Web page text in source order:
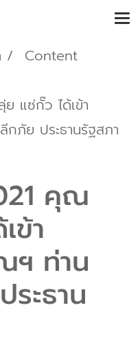
Content
แซ่กั๊ว ได้เข้า
ภัย ประธานรัฐสภา
คุณ
ข้า
ท่าน
ะธาน